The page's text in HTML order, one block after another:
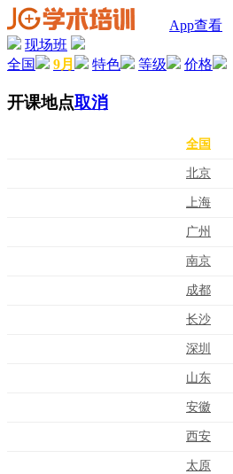
App查看
现场班
全国
9月 特色 等级 价格
开课地点取消
全国
北京
上海
广州
南京
成都
长沙
深圳
山东
安徽
西安
太原